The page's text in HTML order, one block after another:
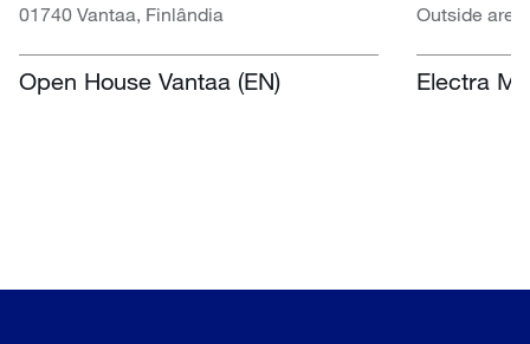
01740 Vantaa, Finlândia
Open House Vantaa (EN)
Outside area
Electra